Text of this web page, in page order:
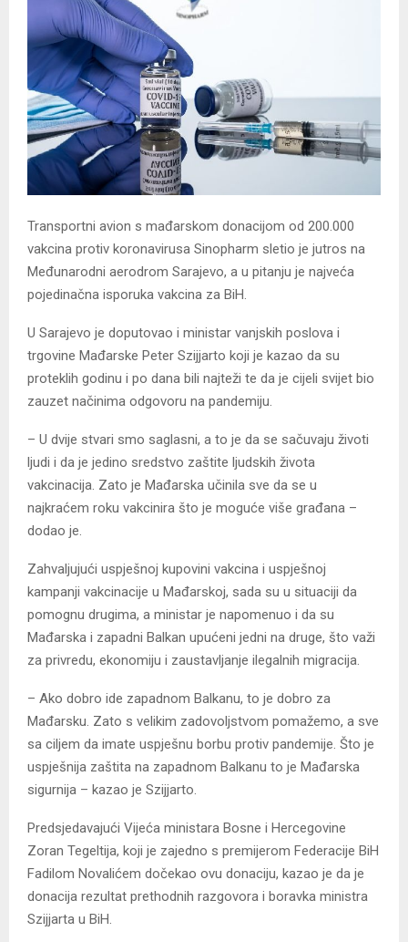
Transportni avion s mađarskom donacijom od 200.000
vakcina protiv koronavirusa Sinopharm sletio je jutros na
Međunarodni aerodrom Sarajevo, a u pitanju je najveća
pojedinačna isporuka vakcina za BiH.
U Sarajevo je doputovao i ministar vanjskih poslova i
trgovine Mađarske Peter Szijjarto koji je kazao da su
proteklih godinu i po dana bili najteži te da je cijeli svijet bio
zauzet načinima odgovoru na pandemiju.
– U dvije stvari smo saglasni, a to je da se sačuvaju životi
ljudi i da je jedino sredstvo zaštite ljudskih života
vakcinacija. Zato je Mađarska učinila sve da se u
najkraćem roku vakcinira što je moguće više građana –
dodao je.
Zahvaljujući uspješnoj kupovini vakcina i uspješnoj
kampanji vakcinacije u Mađarskoj, sada su u situaciji da
pomognu drugima, a ministar je napomenuo i da su
Mađarska i zapadni Balkan upućeni jedni na druge, što važi
za privredu, ekonomiju i zaustavljanje ilegalnih migracija.
– Ako dobro ide zapadnom Balkanu, to je dobro za
Mađarsku. Zato s velikim zadovoljstvom pomažemo, a sve
sa ciljem da imate uspješnu borbu protiv pandemije. Što je
uspješnija zaštita na zapadnom Balkanu to je Mađarska
sigurnija – kazao je Szijjarto.
Predsjedavajući Vijeća ministara Bosne i Hercegovine
Zoran Tegeltija, koji je zajedno s premijerom Federacije BiH
Fadilom Novalićem dočekao ovu donaciju, kazao je da je
donacija rezultat prethodnih razgovora i boravka ministra
Szijjarta u BiH.